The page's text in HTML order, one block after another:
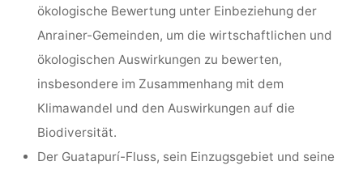
ökologische Bewertung unter Einbeziehung der
Anrainer-Gemeinden, um die wirtschaftlichen und
ökologischen Auswirkungen zu bewerten,
insbesondere im Zusammenhang mit dem
Klimawandel und den Auswirkungen auf die
Biodiversität.
Der Guatapurí-Fluss, sein Einzugsgebiet und seine